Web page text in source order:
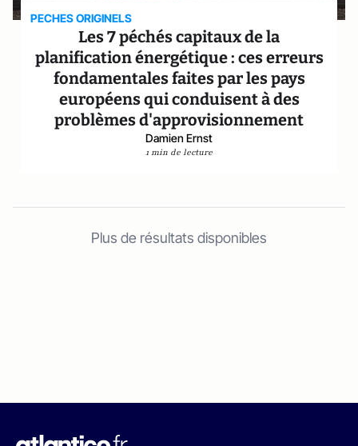
PECHES ORIGINELS
Les 7 péchés capitaux de la
planification énergétique : ces erreurs
fondamentales faites par les pays
européens qui conduisent à des
problèmes d'approvisionnement
Damien Ernst
1 min de lecture
Plus de résultats disponibles